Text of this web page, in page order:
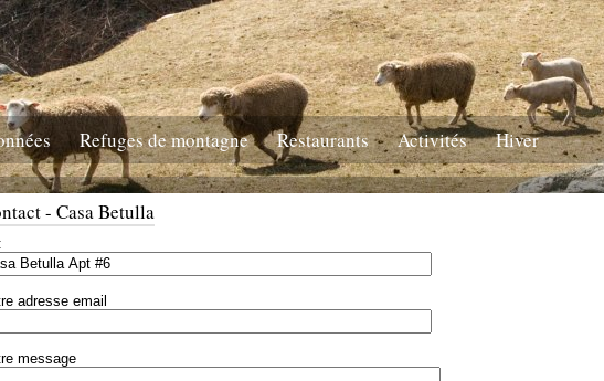
Refuges de montagne Restaurants Activités Hiver
- Casa Betulla
adresse email
message